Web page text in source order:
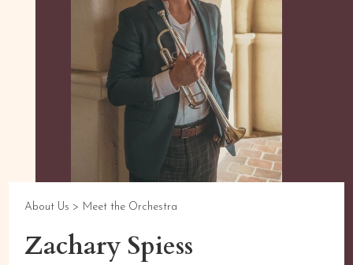
About Us > Meet the Orchestra
Zachary Spiess